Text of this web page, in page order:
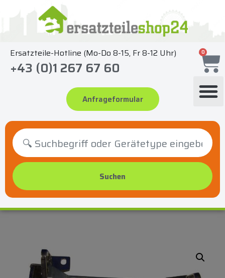
springen
Ersatzteile-Hotline (Mo-Do 8-15, Fr 8-12 Uhr)
+43 (0)1 267 67 60
Anfrageformular
0